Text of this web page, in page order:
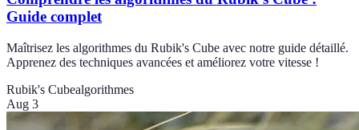
Guide complet
Maîtrisez les algorithmes du Rubik's Cube avec notre guide détaillé.
Apprenez des techniques avancées et améliorez votre vitesse !
Rubik's Cubealgorithmes
Aug 3